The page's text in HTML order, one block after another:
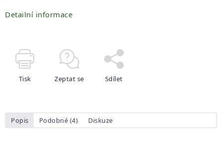
Detailní informace
Tisk Zeptat se Sdílet
Popis Podobné (4) Diskuze